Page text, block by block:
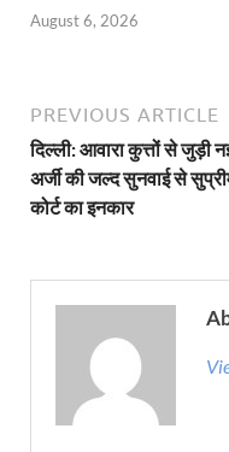
August 6, 2026
PREVIOUS ARTICLE
दिल्ली: आवारा कुत्तों से जुड़ी
अर्जी की जल्द सुनवाई से
कोर्ट का इनकार